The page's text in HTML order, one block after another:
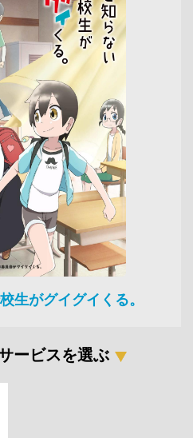
生がグイグイくる。
ービスを選ぶ